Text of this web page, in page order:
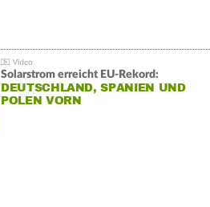
Solarstrom erreicht EU-Rekord:
DEUTSCHLAND, SPANIEN UND
POLEN VORN